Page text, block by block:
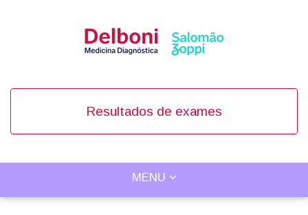
Resultados de exames
TOGGLE
MENU